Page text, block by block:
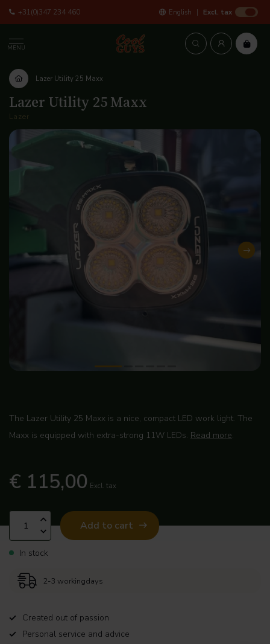
+31(0)347 234 460 English Excl. tax
MENU
Lazer Utility 25 Maxx
Lazer Utility 25 Maxx
Lazer
The Lazer Utility 25 Maxx is a nice, compact LED work light. The
Maxx is equipped with extra-strong 11W LEDs. Read more.
€ 115,00 Excl. tax
Add to cart
In stock
2-3 workingdays
Created out of passion
Personal service and advice